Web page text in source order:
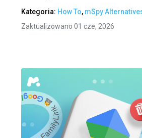
Kategoria: How To, mSpy
Zaktualizowano 01 cze, 2026
Udostępnij